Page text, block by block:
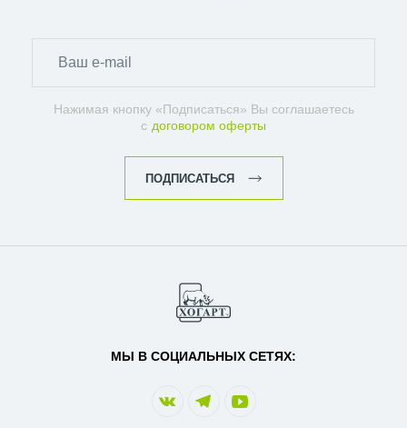
Нажимая кнопку «Подписаться» Вы соглашаетесь
с договором оферты
ПОДПИСАТЬСЯ
МЫ В СОЦИАЛЬНЫХ СЕТЯХ: